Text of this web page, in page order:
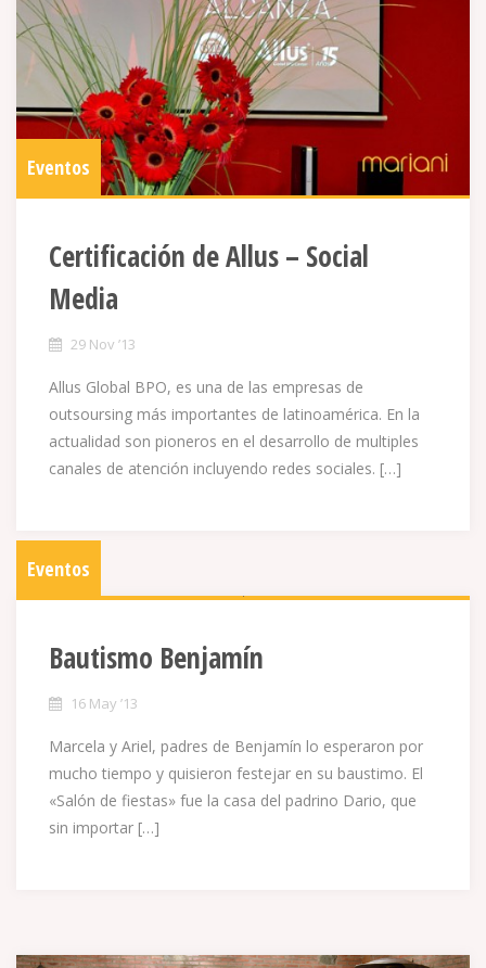
Eventos
Certificación de Allus – Social
Media
29 Nov ’13
Allus Global BPO, es una de las empresas de
outsoursing más importantes de latinoamérica. En la
actualidad son pioneros en el desarrollo de multiples
canales de atención incluyendo redes sociales. […]
Eventos
Bautismo Benjamín
16 May ’13
Marcela y Ariel, padres de Benjamín lo esperaron por
mucho tiempo y quisieron festejar en su baustimo. El
«Salón de fiestas» fue la casa del padrino Dario, que
sin importar […]